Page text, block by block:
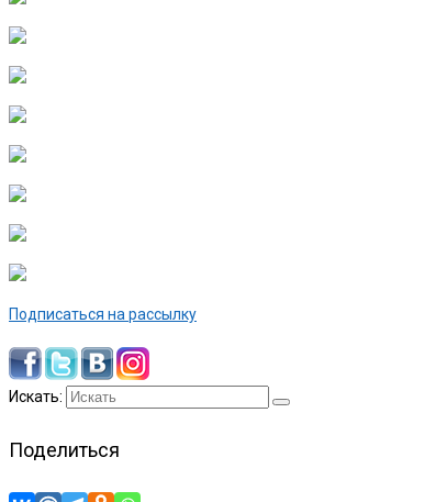
Подписаться на рассылку
Искать:
Поделиться